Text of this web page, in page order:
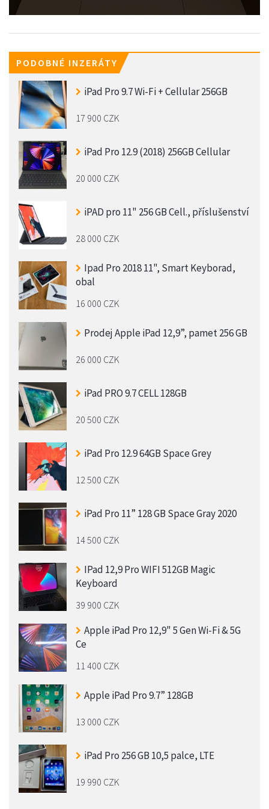
PODOBNÉ INZERÁTY
iPad Pro 9.7 Wi-Fi + Cellular 256GB
17 900 CZK
iPad Pro 12.9 (2018) 256GB Cellular
20 000 CZK
iPAD pro 11" 256 GB Cell., příslušenství
28 000 CZK
Ipad Pro 2018 11", Smart Keyborad,
obal
16 000 CZK
Prodej Apple iPad 12,9”, pamet 256 GB
26 000 CZK
iPad PRO 9.7 CELL 128GB
20 500 CZK
iPad Pro 12.9 64GB Space Grey
12 500 CZK
iPad Pro 11” 128 GB Space Gray 2020
14 500 CZK
IPad 12,9 Pro WIFI 512GB Magic
Keyboard
39 900 CZK
Apple iPad Pro 12,9" 5 Gen Wi-Fi & 5G
Ce
11 400 CZK
Apple iPad Pro 9.7” 128GB
13 000 CZK
iPad Pro 256 GB 10,5 palce, LTE
19 990 CZK